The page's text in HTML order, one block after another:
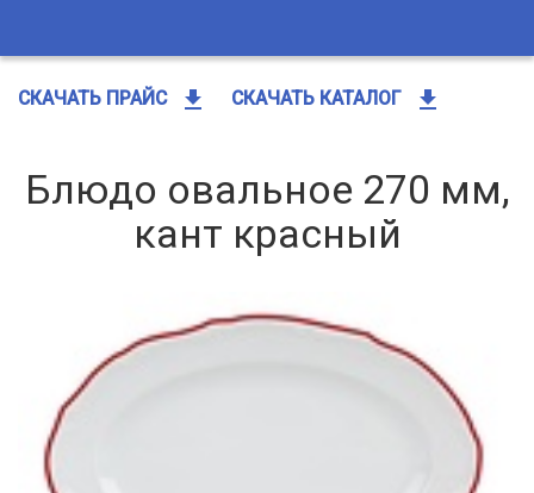
СКАЧАТЬ ПРАЙС get_app СКАЧАТЬ КАТАЛОГ get_app
Блюдо овальное 270 мм,
кант красный